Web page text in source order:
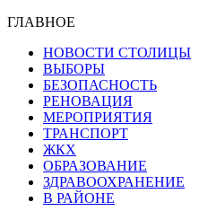
ГЛАВНОЕ
НОВОСТИ СТОЛИЦЫ
ВЫБОРЫ
БЕЗОПАСНОСТЬ
РЕНОВАЦИЯ
МЕРОПРИЯТИЯ
ТРАНСПОРТ
ЖКХ
ОБРАЗОВАНИЕ
ЗДРАВООХРАНЕНИЕ
В РАЙОНЕ